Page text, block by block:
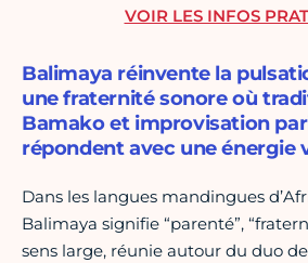
Balimaya réinvente la
une fraternité sonore où
Bamako et improvisation
répondent avec une énergie
Dans les langues mandingues
Balimaya signifie “parenté”,
sens large, réunie autour du duo
VOIR LES INFOS